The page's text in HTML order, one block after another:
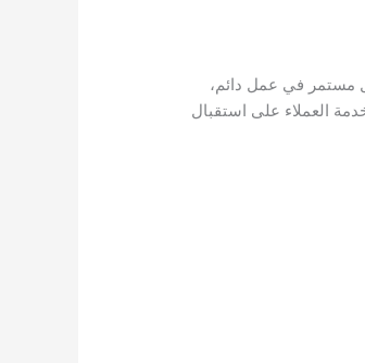
مستمر في عمل دائم،
الجمعة، تعمل خدمة العملاء على استقبال